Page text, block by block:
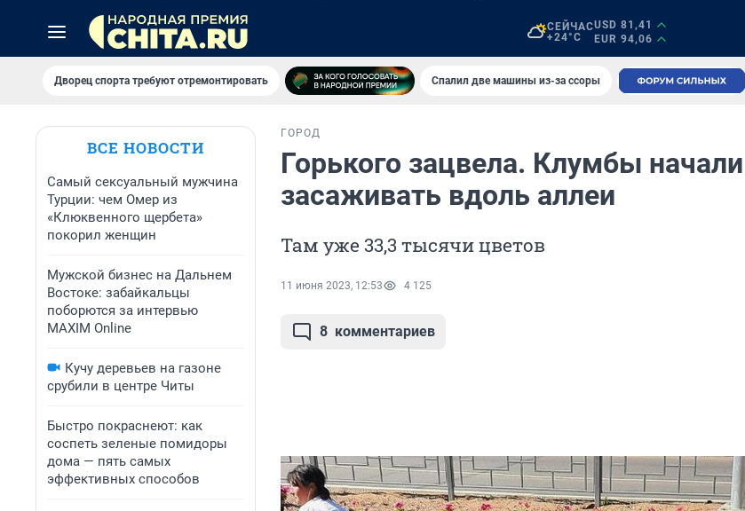
СЕЙЧАС
+24°C
USD 81,41
EUR 94,06
Дворец спорта требуют отремонтировать Спалил две машины из-за ссоры
ВСЕ НОВОСТИ
Самый сексуальный мужчина
Турции: чем Омер из
«Клюквенного щербета»
покорил женщин
Мужской бизнес на Дальнем
Востоке: забайкальцы
поборются за интервью
MAXIM Online
Кучу деревьев на газоне
срубили в центре Читы
Быстро покраснеют: как
соспеть зеленые помидоры
дома — пять самых
эффективных способов
ГОРОД
Горького зацвела. Клумбы начали
засаживать вдоль аллеи
Там уже 33,3 тысячи цветов
11 июня 2023, 12:53 4 125
8 комментариев